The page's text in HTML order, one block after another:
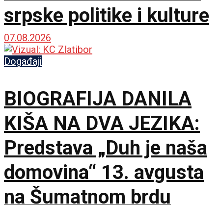
srpske politike i kulture
07.08.2026
Događaji
BIOGRAFIJA DANILA
KIŠA NA DVA JEZIKA:
Predstava „Duh je naša
domovina“ 13. avgusta
na Šumatnom brdu